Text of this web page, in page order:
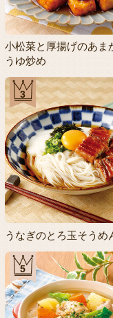
小松菜と厚揚げのあま
うゆ炒め
3
うなぎのとろ玉そうめ
5